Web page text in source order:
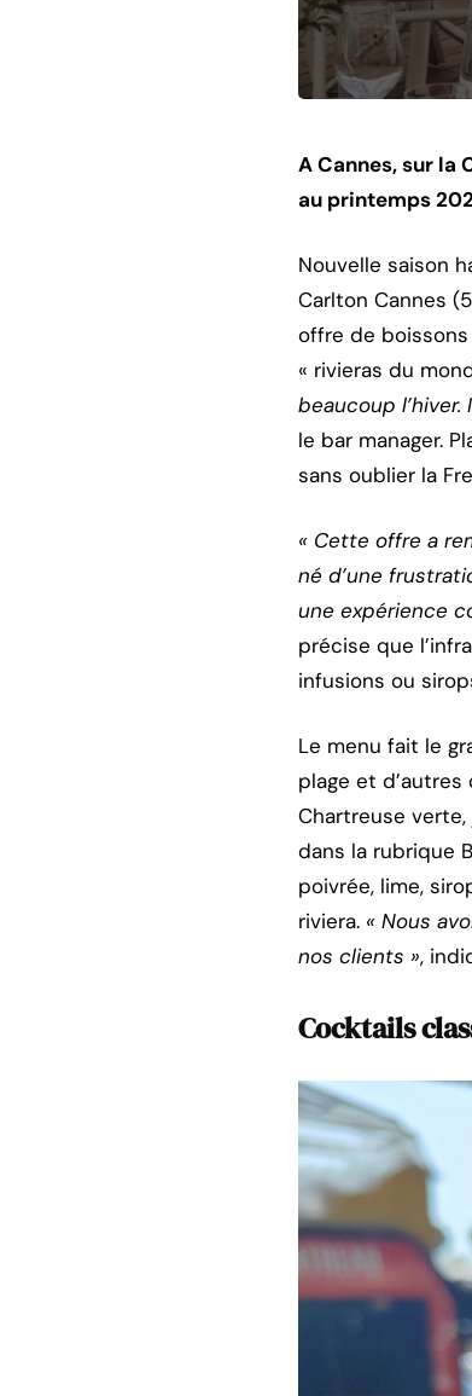
A Cannes, sur la
au printemps
Nouvelle saison
Carlton Cannes
offre de
« rivieras du
beaucoup
le bar manager.
sans oublier la
« Cette offre a
né d’une
une expérience
précise que
infusions ou
Le menu fait le
plage et d’autres
Chartreuse verte,
dans la rubrique
poivrée, lime,
riviera. « Nous
nos clients »,
Cocktails